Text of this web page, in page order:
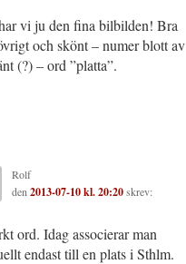
vi ju den fina bilbilden! Bra
och skönt – numer blott av
(?) – ord ”platta”.
Rolf
den 2013-07-10 kl. 20:20skrev:
ord. Idag associerar man
endast till en plats i Sthlm.